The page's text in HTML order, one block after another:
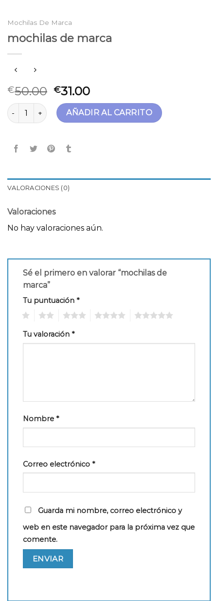
Mochilas De Marca
mochilas de marca
€50.00 €31.00
mochilas de marca cantidadAÑADIR AL CARRITO
VALORACIONES (0)
Valoraciones
No hay valoraciones aún.
Sé el primero en valorar “mochilas de
marca”
Tu puntuación *
Tu valoración *
Nombre *
Correo electrónico *
Guarda mi nombre, correo electrónico y
web en este navegador para la próxima vez que
comente.